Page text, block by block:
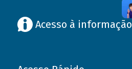
Acesso à informação